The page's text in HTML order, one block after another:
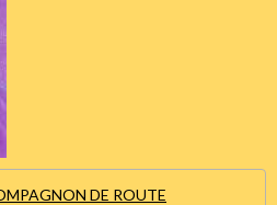
DE ROUTE